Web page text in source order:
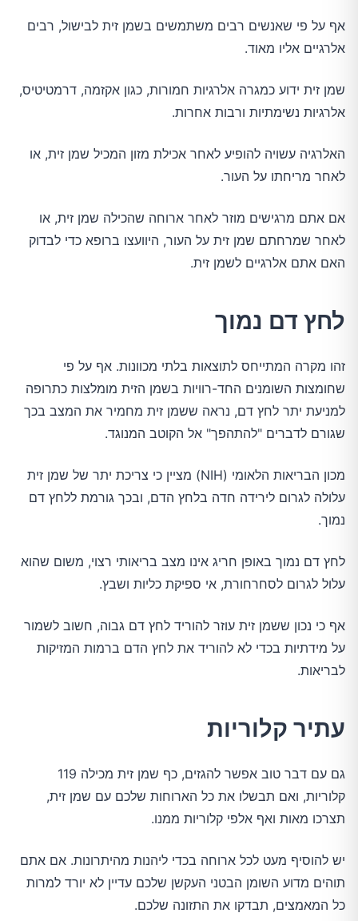
אף על פי שאנשים רבים משתמשים בשמן זית לבישול, רבים
אלרגיים אליו מאוד.
שמן זית ידוע כמגרה אלרגיות חמורות, כגון אקזמה, דרמטיטיס,
אלרגיות נשימתיות ורבות אחרות.
האלרגיה עשויה להופיע לאחר אכילת מזון המכיל שמן זית, או
לאחר מריחתו על העור.
אם אתם מרגישים מוזר לאחר ארוחה שהכילה שמן זית, או
לאחר שמרחתם שמן זית על העור, היוועצו ברופא כדי לבדוק
האם אתם אלרגיים לשמן זית.
לחץ דם נמוך
זהו מקרה המתייחס לתוצאות בלתי מכוונות. אף על פי
שחומצות השומנים החד-רוויות בשמן הזית מומלצות כתרופה
למניעת יתר לחץ דם, נראה ששמן זית מחמיר את המצב בכך
שגורם לדברים "להתהפך" אל הקוטב המנוגד.
מכון הבריאות הלאומי (NIH) מציין כי צריכת יתר של שמן זית
עלולה לגרום לירידה חדה בלחץ הדם, ובכך גורמת ללחץ דם
נמוך.
לחץ דם נמוך באופן חריג אינו מצב בריאותי רצוי, משום שהוא
עלול לגרום לסחרחורת, אי ספיקת כליות ושבץ.
אף כי נכון ששמן זית עוזר להוריד לחץ דם גבוה, חשוב לשמור
על מידתיות בכדי לא להוריד את לחץ הדם ברמות המזיקות
לבריאות.
עתיר קלוריות
גם עם דבר טוב אפשר להגזים, כף שמן זית מכילה 119
קלוריות, ואם תבשלו את כל הארוחות שלכם עם שמן זית,
תצרכו מאות ואף אלפי קלוריות ממנו.
יש להוסיף מעט לכל ארוחה בכדי ליהנות מהיתרונות. אם אתם
תוהים מדוע השומן הבטני העקשן שלכם עדיין לא יורד למרות
כל המאמצים, תבדקו את התזונה שלכם.